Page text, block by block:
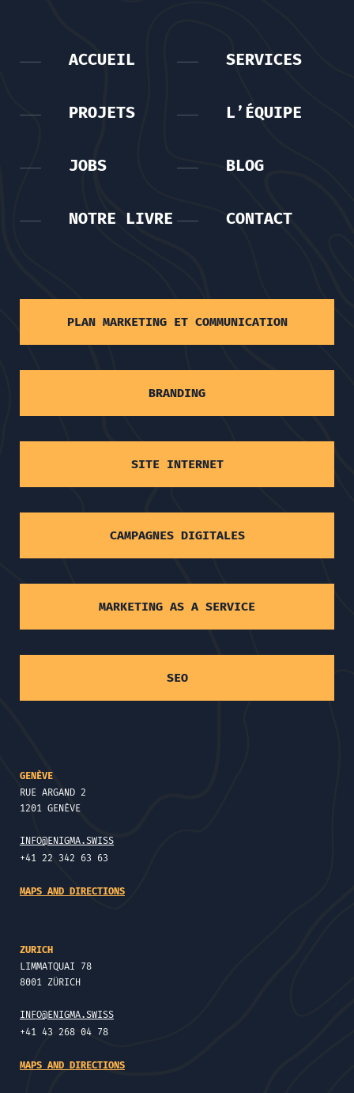
ACCUEIL SERVICES
PROJETS L’ÉQUIPE
JOBS BLOG
NOTRE LIVRE CONTACT
PLAN MARKETING ET COMMUNICATION
BRANDING
SITE INTERNET
CAMPAGNES DIGITALES
MARKETING AS A SERVICE
SEO
GENÈVE
RUE ARGAND 2
1201 GENÈVE
INFO@ENIGMA.SWISS
+41 22 342 63 63
MAPS AND DIRECTIONS
ZURICH
LIMMATQUAI 78
8001 ZÜRICH
INFO@ENIGMA.SWISS
+41 43 268 04 78
MAPS AND DIRECTIONS